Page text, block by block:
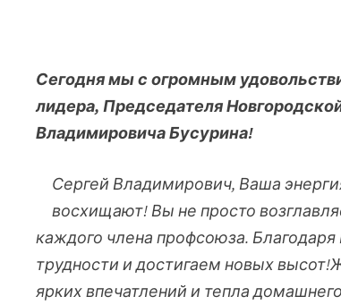
Сегодня мы с огромным
лидера, Председателя
Владимировича Бусурина!
Сергей Владимирович, Ваша
восхищают! Вы не просто
каждого члена профсоюза.
трудности и достигаем новых
ярких впечатлений и тепла